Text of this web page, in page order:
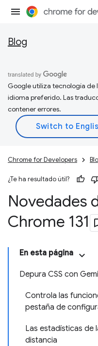
Blog
Google utiliza tecnología de
idioma preferido. Las
contener errores.
Chrome for Developers
¿Te ha resultado útil?
Novedades
Chrome 131
En esta página
Depura CSS con
Controla las
pestaña de
Las estadísticas de
distancia